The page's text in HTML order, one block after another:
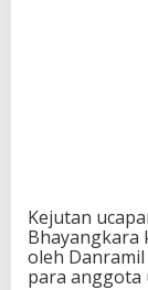
Kejutan
Bhayangkara
oleh
para anggota